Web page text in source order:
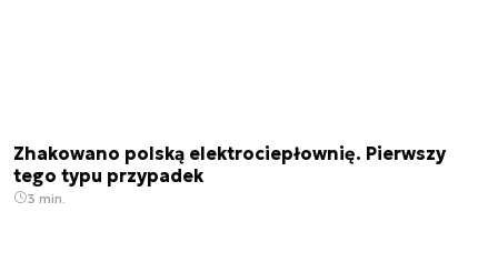
Zhakowano polską elektrociepłownię. Pierwszy
tego typu przypadek
3 min.